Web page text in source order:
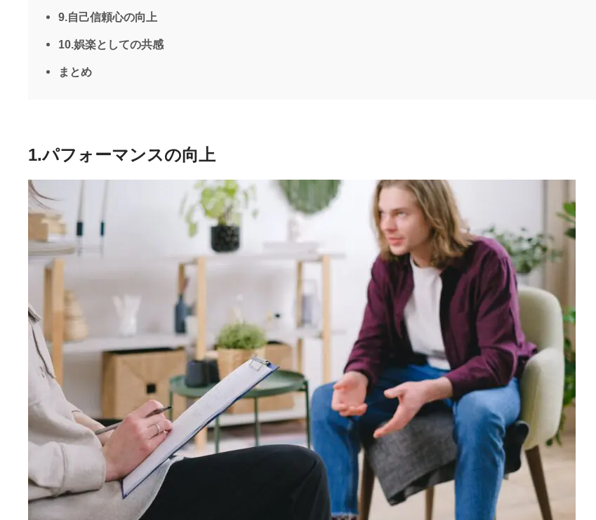
9.自己信頼心の向上
10.娯楽としての共感
まとめ
1.パフォーマンスの向上